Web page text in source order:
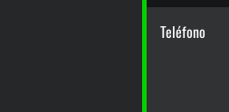
Teléfono